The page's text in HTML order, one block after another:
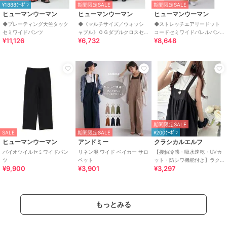
¥1888ｸｰﾎﾟﾝ
ヒューマンウーマン
◆プレーティング天竺タック
セミワイドパンツ
¥11,126
期間限定SALE
ヒューマンウーマン
◆《マルチサイズ／ウォッシ
ャブル》ＯＧダブルクロスセ
ミワイドパンツ
¥6,732
期間限定SALE
ヒューマンウーマン
◆ストレッチエアリードット
コードセミワイドバレルパン
ツ
¥8,648
SALE
ヒューマンウーマン
バイオツイルセミワイドパン
ツ
¥9,900
期間限定SALE
アンドミー
リネン混 ワイド ベイカー サロ
ペット
¥3,901
期間限定SALE
¥200ｸｰﾎﾟﾝ
クラシカルエルフ
【接触冷感・吸水速乾・UVカ
ット・防シワ機能付き】ラク
してキマる前後2wayワイドス
¥3,297
もっとみる